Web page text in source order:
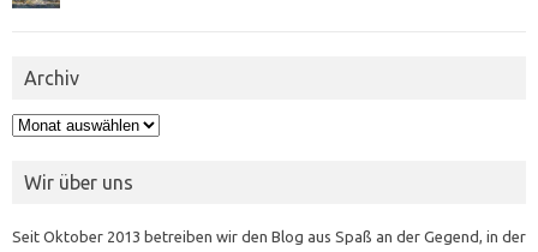
Archiv
Archiv
Wir über uns
Seit Oktober 2013 betreiben wir den Blog aus Spaß an der Gegend, in der